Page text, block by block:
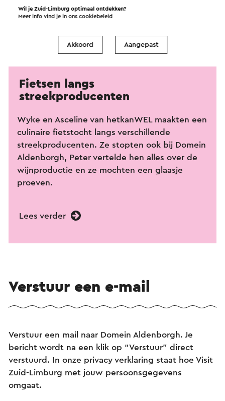
Fietsen langs
streekproducenten
Wyke en Asceline van hetkanWEL maakten een
culinaire fietstocht langs verschillende
streekproducenten. Ze stopten ook bij Domein
Aldenborgh, Peter vertelde hen alles over de
wijnproductie en ze mochten een glaasje
proeven.
Lees verder
Verstuur een e-mail
Verstuur een mail naar Domein Aldenborgh. Je
bericht wordt na een klik op “Verstuur” direct
verstuurd. In onze privacy verklaring staat hoe Visit
Zuid-Limburg met jouw persoonsgegevens
omgaat.
Wil je Zuid-Limburg optimaal ontdekken?
Meer info vind je in onscookiebeleid
Akkoord Aangepast